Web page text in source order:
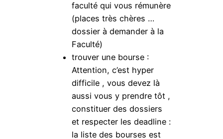
faculté qui vous rémunère
(places très chères …
dossier à demander à la
Faculté)
trouver une bourse :
Attention, c’est hyper
difficile , vous devez là
aussi vous y prendre tôt ,
constituer des dossiers
et respecter les deadline :
la liste des bourses est